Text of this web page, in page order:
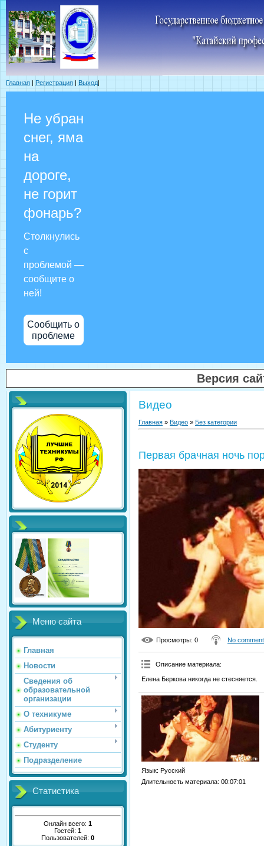
Главная | Регистрация | Выход|
Не убран
снег, яма
на
дороге,
не горит
фонарь?
Столкнулись
с
проблемой —
сообщите о
ней!
Сообщить о
проблеме
Версия
Меню сайта
Главная
Новости
Сведения об
образовательной
организации
О техникуме
Абитуриенту
Студенту
Подразделение
Статистика
Онлайн всего: 1
Гостей: 1
Пользователей: 0
Видео
Главная » Видео » Без категории
Первая брачная ночь
Просмотры: 0 No
Описание материала:
Елена Беркова никогда не стесняется.
Язык: Русский
Длительность материала: 00:07:01